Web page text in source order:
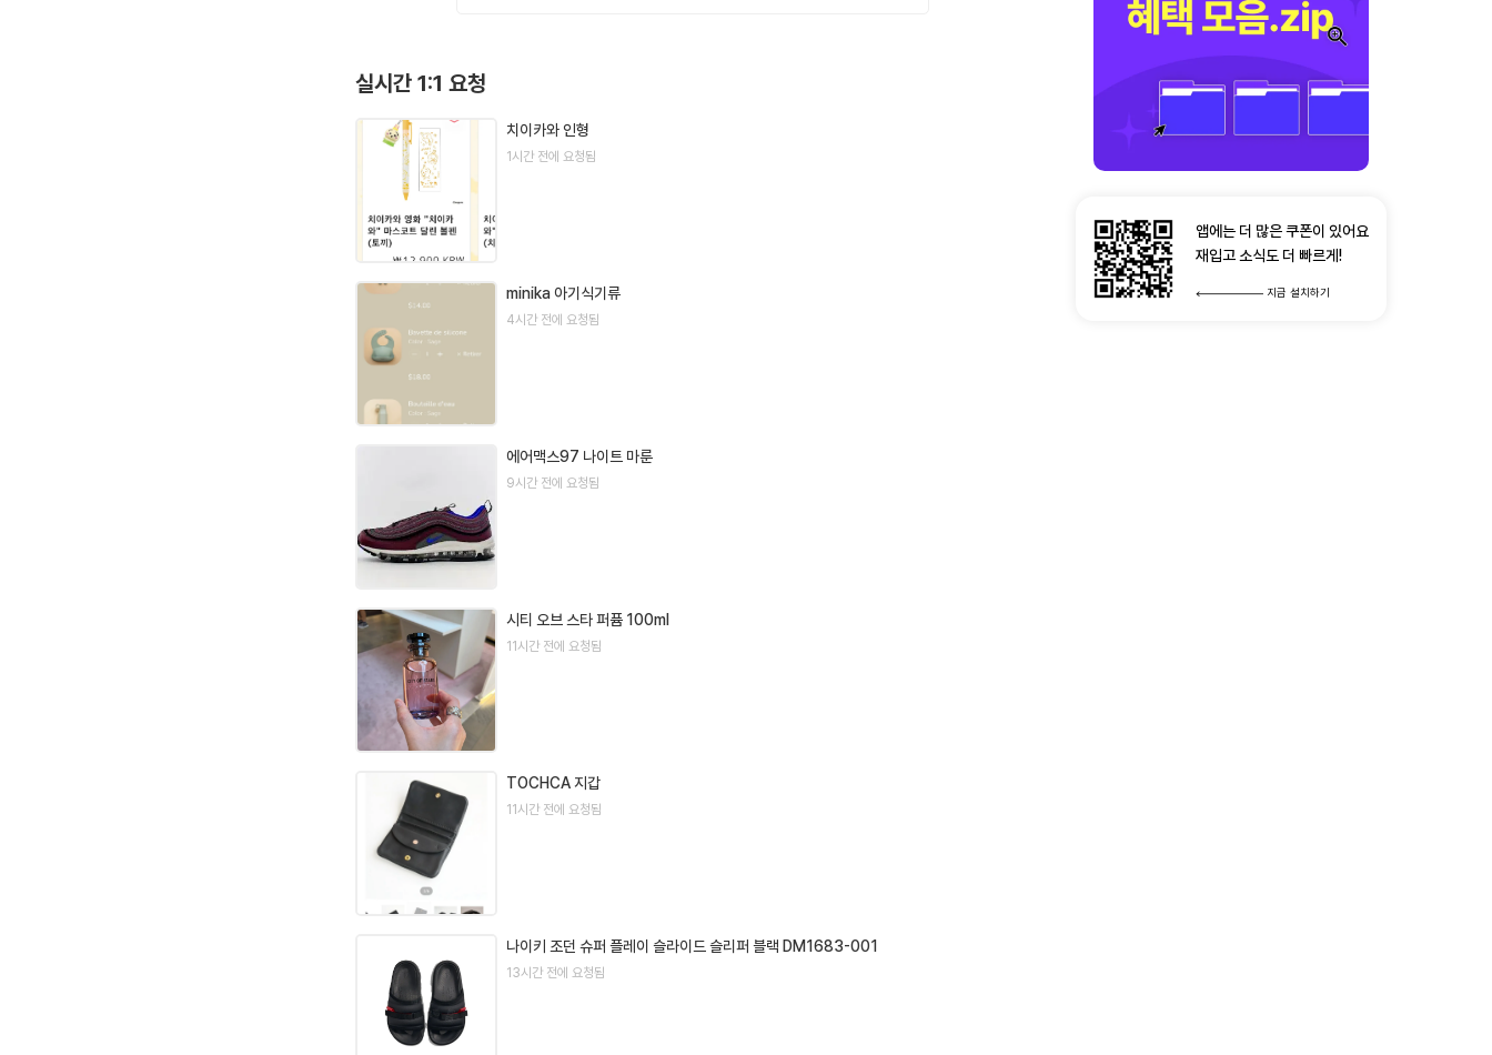
실시간 1:1 요청
치이카와 인형
1시간 전에 요청됨
minika 아기식기류
4시간 전에 요청됨
에어맥스97 나이트 마룬
9시간 전에 요청됨
시티 오브 스타 퍼퓸 100ml
11시간 전에 요청됨
TOCHCA 지갑
11시간 전에 요청됨
나이키 조던 슈퍼 플레이 슬라이드 슬리퍼 블랙 DM1683-001
13시간 전에 요청됨
앱에는 더 많은 쿠폰이 있어요
재입고 소식도 더 빠르게!
지금 설치하기